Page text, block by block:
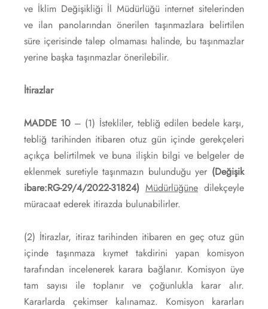
ve İklim Değişikliği İl Müdürlüğü internet sitelerinden
ve ilan panolarından önerilen taşınmazlara belirtilen
süre içerisinde talep olmaması halinde, bu taşınmazlar
yerine başka taşınmazlar önerilebilir.
İtirazlar
MADDE 10 – (1) İstekliler, tebliğ edilen bedele karşı,
tebliğ tarihinden itibaren otuz gün içinde gerekçeleri
açıkça belirtilmek ve buna ilişkin bilgi ve belgeler de
eklenmek suretiyle taşınmazın bulunduğu yer (Değişik
ibare:RG-29/4/2022-31824) Müdürlüğüne dilekçeyle
müracaat ederek itirazda bulunabilirler.
(2) İtirazlar, itiraz tarihinden itibaren en geç otuz gün
içinde taşınmaza kıymet takdirini yapan komisyon
tarafından incelenerek karara bağlanır. Komisyon üye
tam sayısı ile toplanır ve çoğunlukla karar alır.
Kararlarda çekimser kalınamaz. Komisyon kararları